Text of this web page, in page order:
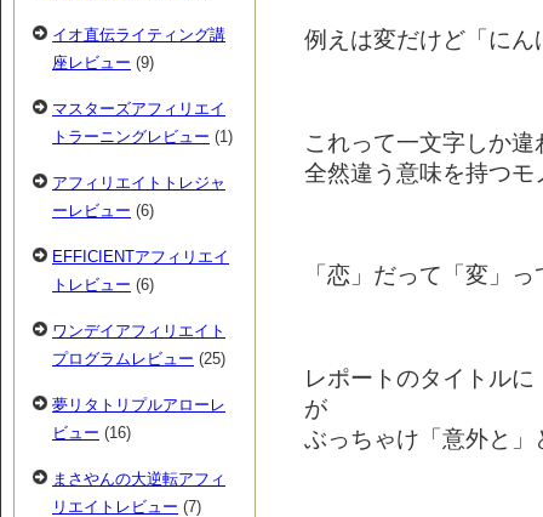
例えは変だけど「に
これって一文字しか違
全然違う意味を持つ
「恋」だって「変」
レポートのタイトル
が
ぶっちゃけ「意外と
イオ直伝ライティング講
座レビュー (9)
マスターズアフィリエイ
トラーニングレビュー (1)
アフィリエイトトレジャ
ーレビュー (6)
EFFICIENTアフィリエイ
トレビュー (6)
ワンデイアフィリエイト
プログラムレビュー (25)
夢リタトリプルアローレ
ビュー (16)
まさやんの大逆転アフィ
リエイトレビュー (7)